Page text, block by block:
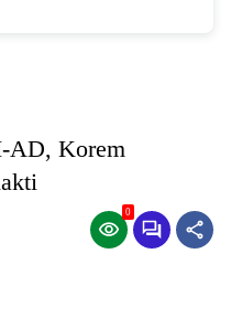
AD, Korem
0